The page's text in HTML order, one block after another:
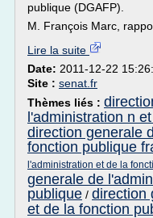
publique (DGAFP).
M. François Marc,
Lire la suite
Date: 2011-12-22
Site : senat.fr
Thèmes liés :
l'administration n
direction generale
fonction publique
l'administration et de la
generale de
publique / direction
et de la fonction